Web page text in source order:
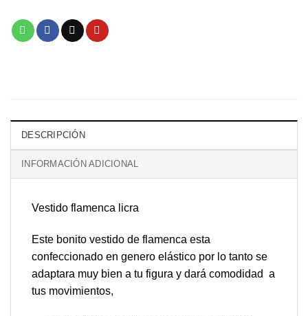
DESCRIPCIÓN
INFORMACIÓN ADICIONAL
Vestido flamenca licra
Este bonito vestido de flamenca esta
confeccionado en genero elástico por lo tanto se
adaptara muy bien a tu figura y dará comodidad a
tus movimientos,